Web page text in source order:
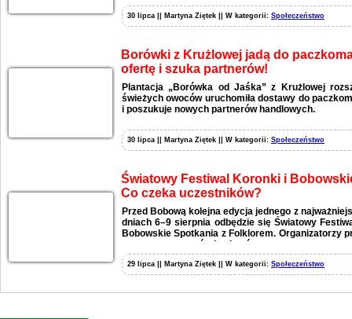
30 lipca || Martyna Ziętek || W kategorii: Społeczeństwo
Borówki z Krużlowej jadą do
ofertę i szuka partnerów!
Plantacja „Borówka od Jaśka” z Krużlowej
świeżych owoców uruchomiła dostawy do
i poszukuje nowych partnerów handlowych.
30 lipca || Martyna Ziętek || W kategorii: Społeczeństwo
Światowy Festiwal Koronki i
Co czeka uczestników?
Przed Bobową kolejna edycja jednego z
dniach 6–9 sierpnia odbędzie się Światowy
Bobowskie Spotkania z Folklorem. Organizatorzy
wystaw, warsztatów i pokazów.
29 lipca || Martyna Ziętek || W kategorii: Społeczeństwo